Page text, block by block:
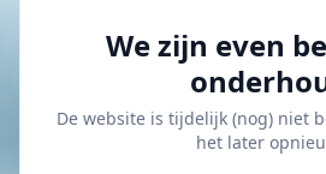
We zijn even
De website is tijdelijk (nog) niet
het later